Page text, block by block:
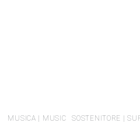
MUSICA | MUSIC SOSTENITORE |